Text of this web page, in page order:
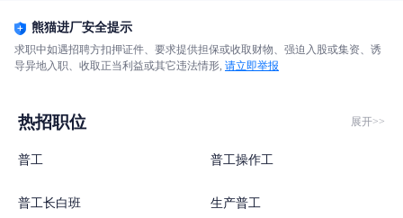
熊猫进厂安全提示
求职中如遇招聘方扣押证件、要求提供担保或收取财物、强迫入股或集资、诱
导异地入职、收取正当利益或其它违法情形, 请立即举报
热招职位 展开>>
普工 普工操作工
普工长白班 生产普工